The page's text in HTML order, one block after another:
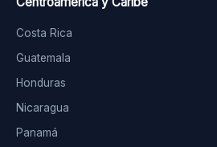
Costa Rica
Guatemala
Honduras
Nicaragua
Panamá